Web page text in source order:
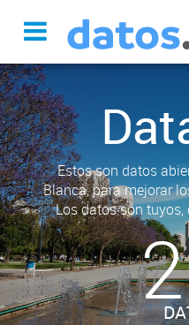
Estos son datos
Blanca, para mejorar
Los datos son